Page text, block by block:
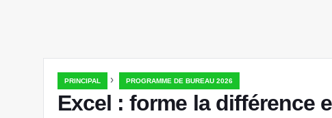
PRINCIPAL › PROGRAMME DE BUREAU 2026
Excel : forme la différence